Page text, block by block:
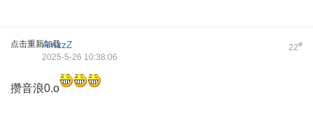
点击重新加载 22#
AmzzZ
2025-5-26 10:38:06
攒音浪0.o